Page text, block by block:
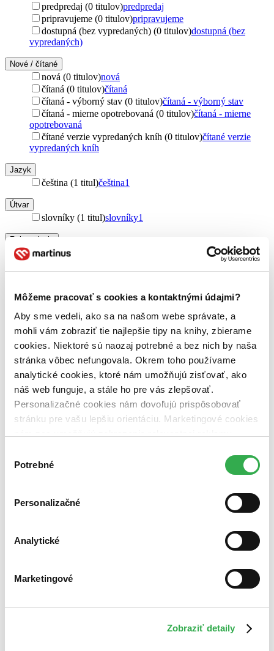
Môžeme pracovať s cookies a kontaktnými údajmi?
Aby sme vedeli, ako sa na našom webe správate, a
mohli vám zobraziť tie najlepšie tipy na knihy, zbierame
cookies. Niektoré sú naozaj potrebné a bez nich by naša
stránka vôbec nefungovala. Okrem toho používame
analytické cookies, ktoré nám umožňujú zisťovať, ako
náš web funguje, a stále ho pre vás zlepšovať.
Personalizačné cookies nám dovoľujú prispôsobovať
stránku pre vašu lepšiu orientáciu. Marketingové cookies
nám pomohlo, keby sme mohli používať všetky tieto
súhlasu
Potrebné
Personalizačné
Analytické
Marketingové
Zobraziť detaily
predpredaj (0 titulov)predpredaj
pripravujeme (0 titulov)pripravujeme
dostupná (bez vypredaných) (0 titulov)dostupná (bez
vypredaných)
Nové / čítané
nová (0 titulov)nová
čítaná (0 titulov)čítaná
čítaná - výborný stav (0 titulov)čítaná - výborný stav
čítaná - mierne opotrebovaná (0 titulov)čítaná - mierne
opotrebovaná
čítané verzie vypredaných kníh (0 titulov)čítané verzie
vypredaných kníh
Jazyk
čeština (1 titul)čeština1
Útvar
slovníky (1 titul)slovníky1
Rok vydania
2026 (0 titulov)
2022 (0 titulov) 2022
2021 a staršie (0 titulov)2021 a staršie
Ďalšie možnosti
Autor
Petr Kukal (1 titul)Petr Kukal1
Soňa Juríková (1 titul)Soňa Juríková1
Vydavateľstvo
Fraus (1 titul)Fraus1
Cena
Od 8 do 12 € (0 titulov)
Ďalšie možnosti
Zoradiť